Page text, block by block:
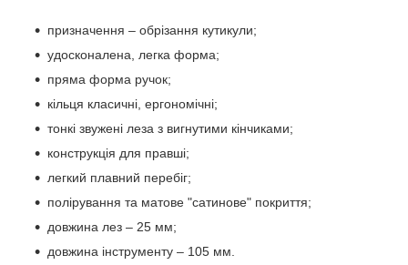
призначення – обрізання кутикули;
удосконалена, легка форма;
пряма форма ручок;
кільця класичні, ергономічні;
тонкі звужені леза з вигнутими кінчиками;
конструкція для правші;
легкий плавний перебіг;
полірування та матове "сатинове" покриття;
довжина лез – 25 мм;
довжина інструменту – 105 мм.